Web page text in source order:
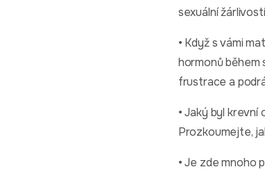
sexuální
• Když s vámi
hormonů
frustrace a
• Jaký byl
Prozkoumejte,
• Je zde mnoho